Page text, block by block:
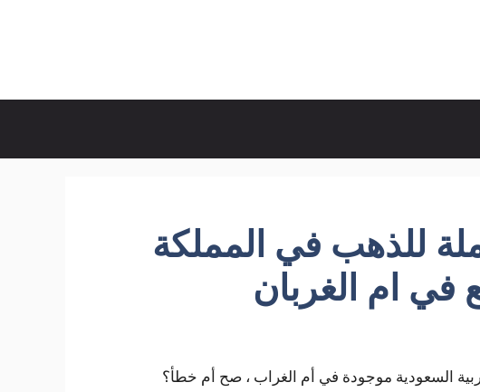
للذهب في المملكة
في ام الغربان
السعودية موجودة في أم الغراب ، صح أم خطأ؟